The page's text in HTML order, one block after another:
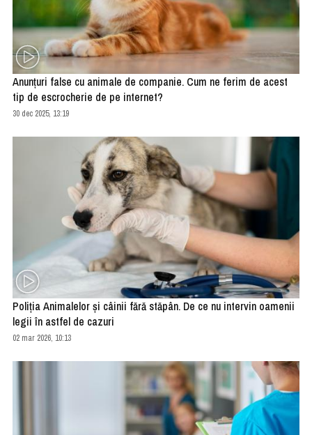
Anunțuri false cu animale de companie. Cum ne ferim de acest
tip de escrocherie de pe internet?
30 dec 2025, 13:19
Poliţia Animalelor şi câinii fără stăpân. De ce nu intervin oamenii
legii în astfel de cazuri
02 mar 2026, 10:13